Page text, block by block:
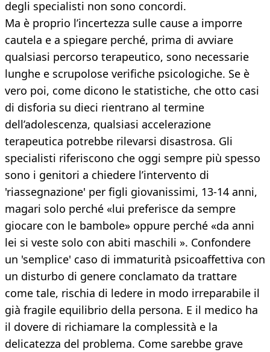
degli specialisti non sono concordi.
Ma è proprio l’incertezza sulle cause a imporre
cautela e a spiegare perché, prima di avviare
qualsiasi percorso terapeutico, sono necessarie
lunghe e scrupolose verifiche psicologiche. Se è
vero poi, come dicono le statistiche, che otto casi
di disforia su dieci rientrano al termine
dell’adolescenza, qualsiasi accelerazione
terapeutica potrebbe rilevarsi disastrosa. Gli
specialisti riferiscono che oggi sempre più spesso
sono i genitori a chiedere l’intervento di
'riassegnazione' per figli giovanissimi, 13-14 anni,
magari solo perché «lui preferisce da sempre
giocare con le bambole» oppure perché «da anni
lei si veste solo con abiti maschili ». Confondere
un 'semplice' caso di immaturità psicoaffettiva con
un disturbo di genere conclamato da trattare
come tale, rischia di ledere in modo irreparabile il
già fragile equilibrio della persona. E il medico ha
il dovere di richiamare la complessità e la
delicatezza del problema. Come sarebbe grave